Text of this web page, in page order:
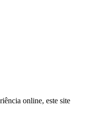
online, este site